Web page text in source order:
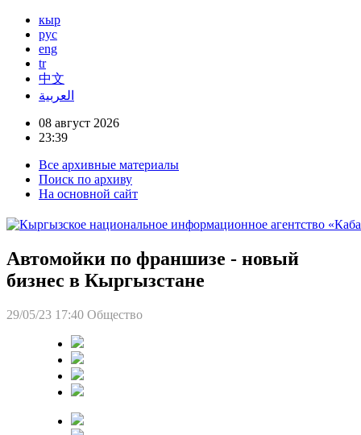
кыр
рус
eng
tr
中文
العربية
08 август 2026
23:39
Все архивные материалы
Поиск по архиву
На основной сайт
Автомойки по франшизе - новый
бизнес в Кыргызстане
29/05/23 17:40 Общество